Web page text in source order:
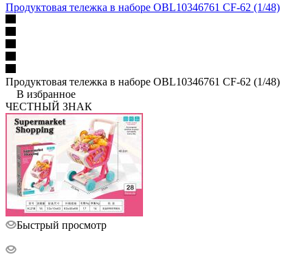
Продуктовая тележка в наборе OBL10346761 CF-62 (1/48)
Продуктовая тележка в наборе OBL10346761 CF-62 (1/48)
В избранное
ЧЕСТНЫЙ ЗНАК
Быстрый просмотр